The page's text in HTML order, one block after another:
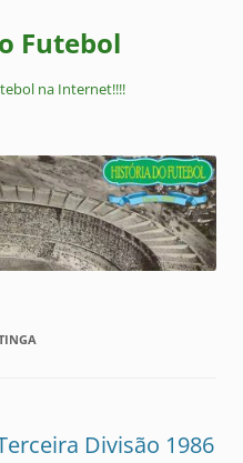
Futebol
na Internet!!!!
Divisão 1986